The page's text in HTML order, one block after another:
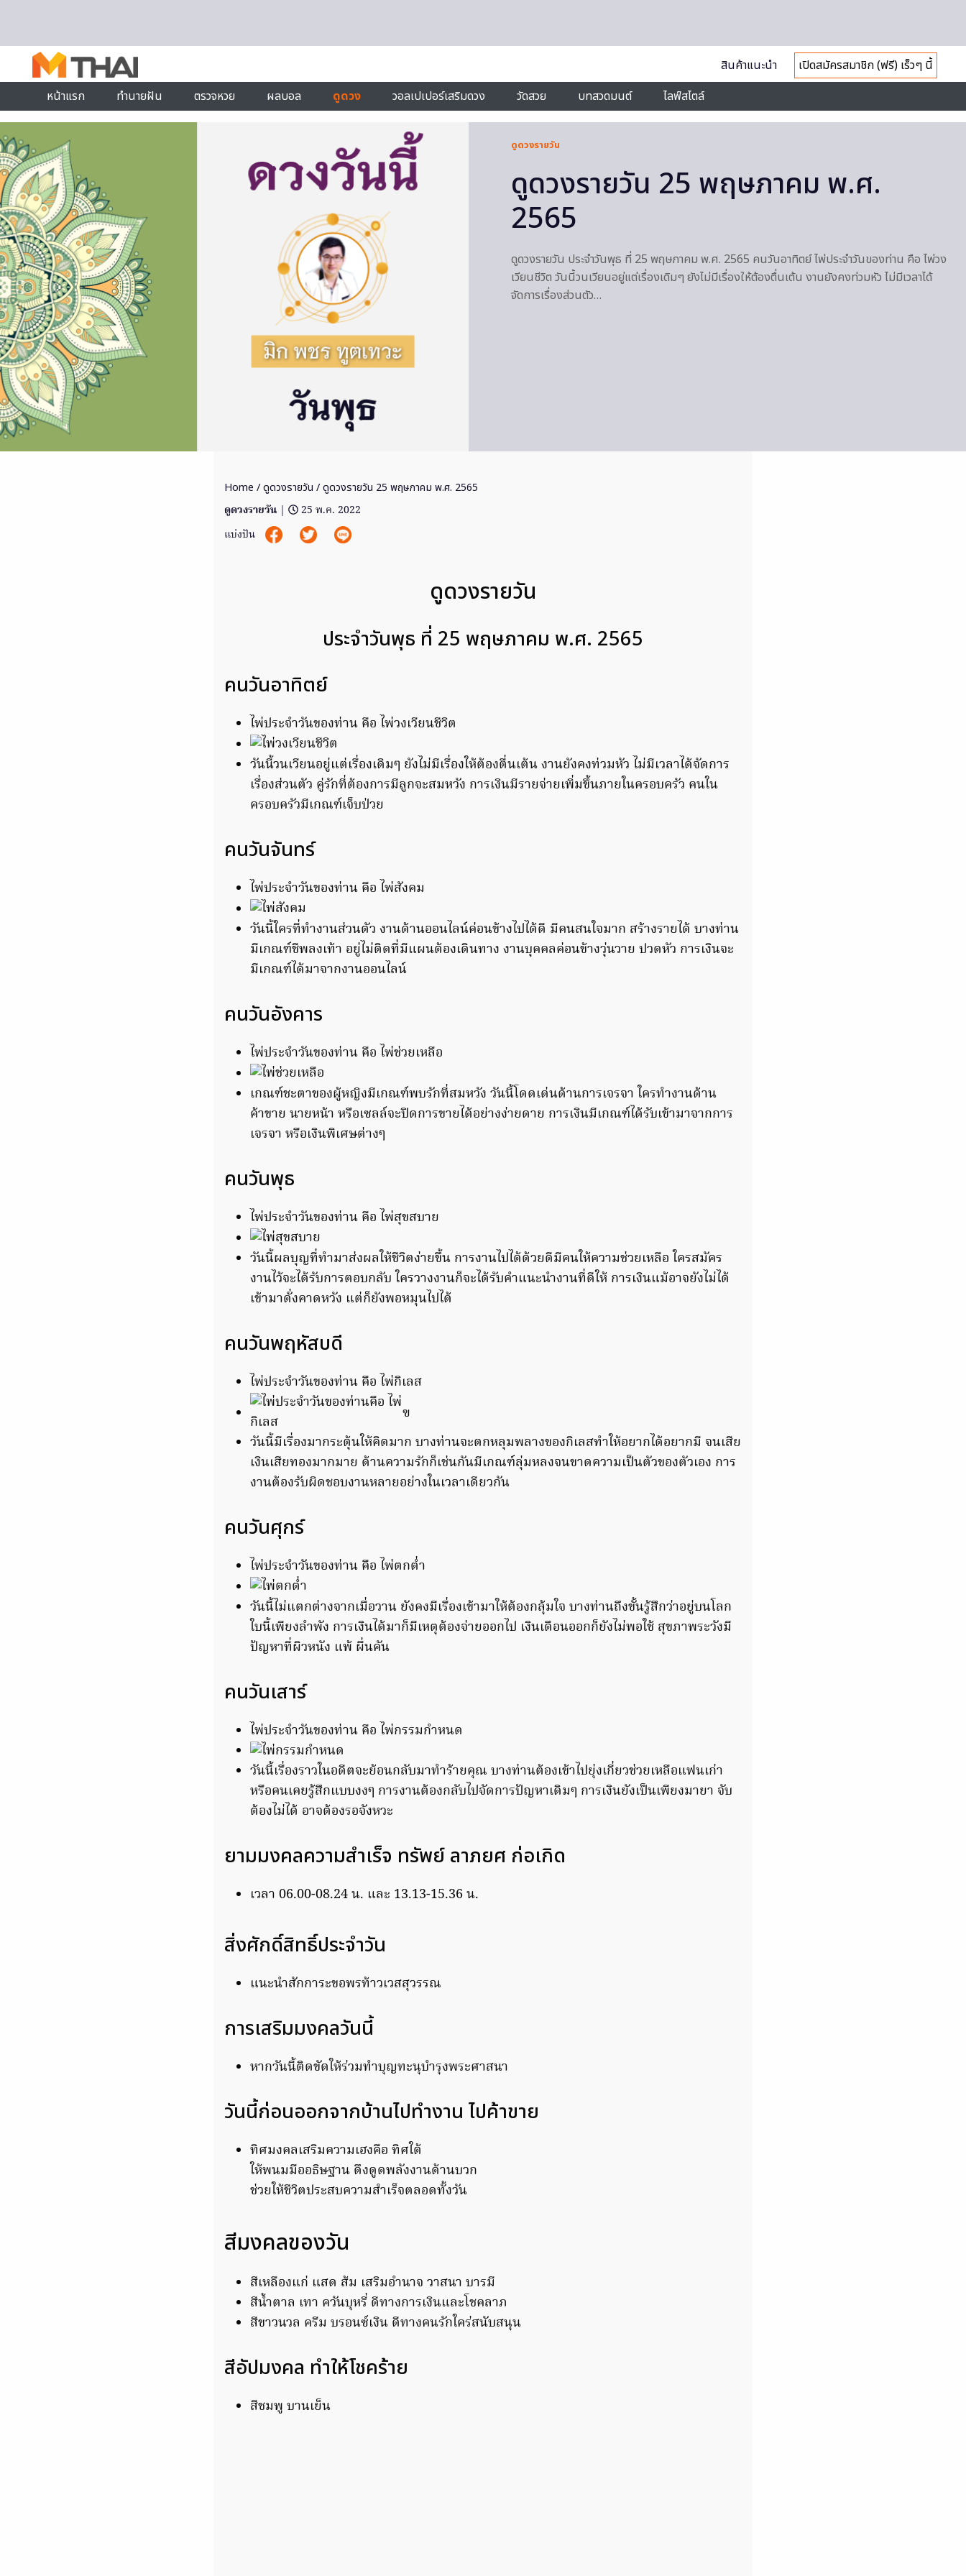
สินค้าแนะนำ
เปิดสมัครสมาชิก (ฟรี) เร็วๆ นี้
หน้าแรก
ทำนายฝัน ตรวจหวย ผลบอล ดูดวง วอลเปเปอร์เสริมดวง วัดสวย บทสวดมนต์ ไลฟ์สไตล์
ดูดวงรายวัน
ดูดวงรายวัน 25 พฤษภาคม พ.ศ.
2565
ดูดวงรายวัน ประจำวันพุธ ที่ 25 พฤษภาคม พ.ศ. 2565 คนวันอาทิตย์ ไพ่ประจำวันของท่าน คือ ไพ่วง
เวียนชีวิต วันนี้วนเวียนอยู่แต่เรื่องเดิมๆ ยังไม่มีเรื่องให้ต้องตื่นเต้น งานยังคงท่วมหัว ไม่มีเวลาได้
จัดการเรื่องส่วนตัว…
Home /ดูดวงรายวัน / ดูดวงรายวัน 25 พฤษภาคม พ.ศ. 2565
ดูดวงรายวัน |
25 พ.ค. 2022
แบ่งปัน
ดูดวงรายวัน
ประจำวันพุธ ที่ 25 พฤษภาคม พ.ศ. 2565
คนวันอาทิตย์
ไพ่ประจำวันของท่าน คือ ไพ่วงเวียนชีวิต
วันนี้วนเวียนอยู่แต่เรื่องเดิมๆ ยังไม่มีเรื่องให้ต้องตื่นเต้น งานยังคงท่วมหัว ไม่มีเวลาได้จัดการ
เรื่องส่วนตัว คู่รักที่ต้องการมีลูกจะสมหวัง การเงินมีรายจ่ายเพิ่มขึ้นภายในครอบครัว คนใน
ครอบครัวมีเกณฑ์เจ็บป่วย
คนวันจันทร์
ไพ่ประจำวันของท่าน คือ ไพ่สังคม
วันนี้ใครที่ทำงานส่วนตัว งานด้านออนไลน์ค่อนข้างไปได้ดี มีคนสนใจมาก สร้างรายได้ บางท่าน
มีเกณฑ์ชีพลงเท้า อยู่ไม่ติดที่มีแผนต้องเดินทาง งานบุคคลค่อนข้างวุ่นวาย ปวดหัว การเงินจะ
มีเกณฑ์ได้มาจากงานออนไลน์
คนวันอังคาร
ไพ่ประจำวันของท่าน คือ ไพ่ช่วยเหลือ
เกณฑ์ชะตาของผู้หญิงมีเกณฑ์พบรักที่สมหวัง วันนี้โดดเด่นด้านการเจรจา ใครทำงานด้าน
ค้าขาย นายหน้า หรือเซลล์จะปิดการขายได้อย่างง่ายดาย การเงินมีเกณฑ์ได้รับเข้ามาจากการ
เจรจา หรือเงินพิเศษต่างๆ
คนวันพุธ
ไพ่ประจำวันของท่าน คือ ไพ่สุขสบาย
วันนี้ผลบุญที่ทำมาส่งผลให้ชีวิตง่ายขึ้น การงานไปได้ด้วยดีมีคนให้ความช่วยเหลือ ใครสมัคร
งานไว้จะได้รับการตอบกลับ ใครวางงานก็จะได้รับคำแนะนำงานที่ดีให้ การเงินแม้อาจยังไม่ได้
เข้ามาดั่งคาดหวัง แต่ก็ยังพอหมุนไปได้
คนวันพฤหัสบดี
ไพ่ประจำวันของท่าน คือ ไพ่กิเลส
ฃ
วันนี้มีเรื่องมากระตุ้นให้คิดมาก บางท่านจะตกหลุมพลางของกิเลสทำให้อยากได้อยากมี จนเสีย
เงินเสียทองมากมาย ด้านความรักก็เช่นกันมีเกณฑ์ลุ่มหลงจนขาดความเป็นตัวของตัวเอง การ
งานต้องรับผิดชอบงานหลายอย่างในเวลาเดียวกัน
คนวันศุกร์
ไพ่ประจำวันของท่าน คือ ไพ่ตกต่ำ
วันนี้ไม่แตกต่างจากเมื่อวาน ยังคงมีเรื่องเข้ามาให้ต้องกลุ้มใจ บางท่านถึงขั้นรู้สึกว่าอยู่บนโลก
ใบนี้เพียงลำพัง การเงินได้มาก็มีเหตุต้องจ่ายออกไป เงินเดือนออกก็ยังไม่พอใช้ สุขภาพระวังมี
ปัญหาที่ผิวหนัง แพ้ ผื่นคัน
คนวันเสาร์
ไพ่ประจำวันของท่าน คือ ไพ่กรรมกำหนด
วันนี้เรื่องราวในอดีตจะย้อนกลับมาทำร้ายคุณ บางท่านต้องเข้าไปยุ่งเกี่ยวช่วยเหลือแฟนเก่า
หรือคนเคยรู้สึกแบบงงๆ การงานต้องกลับไปจัดการปัญหาเดิมๆ การเงินยังเป็นเพียงมายา จับ
ต้องไม่ได้ อาจต้องรอจังหวะ
ยามมงคลความสำเร็จ ทรัพย์ ลาภยศ ก่อเกิด
เวลา 06.00-08.24 น. และ 13.13-15.36 น.
สิ่งศักดิ์สิทธิ์ประจำวัน
แนะนำสักการะขอพรท้าวเวสสุวรรณ
การเสริมมงคลวันนี้
หากวันนี้ติดขัดให้ร่วมทำบุญทะนุบำรุงพระศาสนา
วันนี้ก่อนออกจากบ้านไปทำงาน ไปค้าขาย
ทิศมงคลเสริมความเฮงคือ ทิศใต้
ให้พนมมืออธิษฐาน ดึงดูดพลังงานด้านบวก
ช่วยให้ชีวิตประสบความสำเร็จตลอดทั้งวัน
สีมงคลของวัน
สีเหลืองแก่ แสด ส้ม เสริมอำนาจ วาสนา บารมี
สีน้ำตาล เทา ควันบุหรี่ ดีทางการเงินและโชคลาภ
สีขาวนวล ครีม บรอนซ์เงิน ดีทางคนรักใคร่สนับสนุน
สีอัปมงคล ทำให้โชคร้าย
สีชมพู บานเย็น